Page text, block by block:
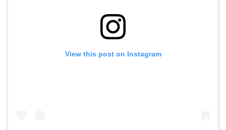
View this post on Instagram